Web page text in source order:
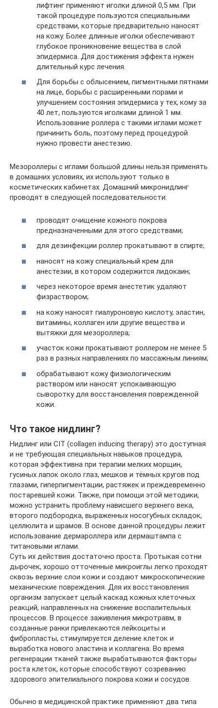
лифтинг применяют иголки длиной 0,5 мм. При
такой процедуре пользуются специальными
средствами, которые предварительно наносят
на кожу. Более длинные иголки обеспечивают
глубокое проникновение вещества в слой
эпидермиса. Для достижения эффекта нужен
длительный курс лечения.
Для борьбы с облысением, пигментными пятнами
на лице, борьбы с расширенными порами и
улучшением состояния эпидермиса у тех, кому за
40 лет, пользуются иголками длиной 1 мм.
Использование роллера с такими иглами может
причинить боль, поэтому перед процедурой
нужно провести анестезию.
Мезороллеры с иглами большой длины нельзя применять
в домашних условиях, их используют только в
косметических кабинетах. Домашний микронидлинг
проводят в следующей последовательности:
проводят очищение кожного покрова
предназначенными для этого средствами;
для дезинфекции роллер прокатывают в спирте;
наносят на кожу специальный крем для
анестезии, в котором содержится лидокаин;
через некоторое время анестетик удаляют
физраствором;
на кожу наносят гиалуроновую кислоту, эластин,
витамины, коллаген или другие вещества и
вытяжки для мезороллера;
участок кожи прокатывают роллером не менее 5
раз в разных направлениях по массажным линиям;
обрабатывают кожу физиологическим
раствором или наносят успокаивающую
сыворотку для восстановления поврежденной
кожи.
Что такое нидлинг?
Нидлинг или CIT (collagen inducing therapy) это доступная
и не требующая специальных навыков процедура,
которая эффективна при терапии мелких морщин,
гусиных лапок около глаз, мешков и тёмных кругов под
глазами, гиперпигментации, растяжек и преждевременно
постаревшей кожи. Также, при помощи этой методики,
можно устранить проблему нависшего верхнего века,
второго подбородка, выраженных носогубных складок,
целлюлита и шрамов. В основе данной процедуры лежит
использование дермароллера или дермаштампа с
титановыми иглами.
Суть их действия достаточно проста. Протыкая сотни
дырочек, хорошо отточенные микроиглы легко проходят
сквозь верхние слои кожи и создают микроскопические
механические повреждения. Для их восстановления
организм запускает целый каскад кожных клеточных
реакций, направленных на снижение воспалительных
процессов. В процессе заживления микротравм, в
созданные ранки привлекаются лейкоциты и
фибропласты, стимулируется деление клеток и
выработка нового эластина и коллагена. Во время
регенерации тканей также вырабатываются факторы
роста клеток, которые способствуют созреванию
здорового эпителиального покрова кожи и сосудов.
Обычно в медицинской практике применяют два типа